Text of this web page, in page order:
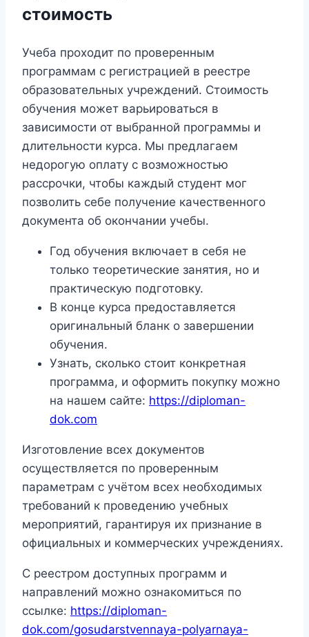
стоимость
Учеба проходит по проверенным
программам с регистрацией в реестре
образовательных учреждений. Стоимость
обучения может варьироваться в
зависимости от выбранной программы и
длительности курса. Мы предлагаем
недорогую оплату с возможностью
рассрочки, чтобы каждый студент мог
позволить себе получение качественного
документа об окончании учебы.
Год обучения включает в себя не
только теоретические занятия, но и
практическую подготовку.
В конце курса предоставляется
оригинальный бланк о завершении
обучения.
Узнать, сколько стоит конкретная
программа, и оформить покупку можно
на нашем сайте: https://diploman-
dok.com
Изготовление всех документов
осуществляется по проверенным
параметрам с учётом всех необходимых
требований к проведению учебных
мероприятий, гарантируя их признание в
официальных и коммерческих учреждениях.
С реестром доступных программ и
направлений можно ознакомиться по
ссылке: https://diploman-
dok.com/gosudarstvennaya-polyarnaya-